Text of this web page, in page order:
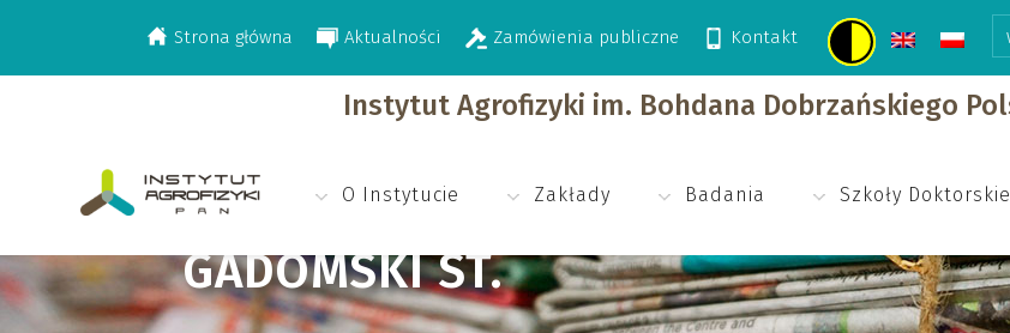
Strona główna Aktualności Zamówienia publiczne Kontakt
Instytut Agrofizyki im. Bohdana Dobrzańskiego
O Instytucie Zakłady Badania Szkoły Doktorskie
GADOMSKI ST.
>Gadomski St.